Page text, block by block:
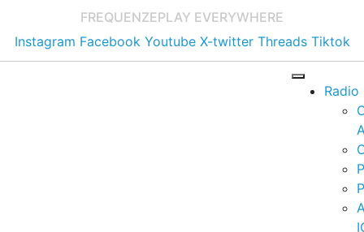
FREQUENZEPLAY EVERYWHERE
Instagram Facebook Youtube X-twitter Threads Tiktok
Radio